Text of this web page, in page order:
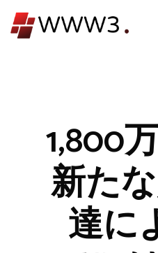
ン
1,800
新た
達に